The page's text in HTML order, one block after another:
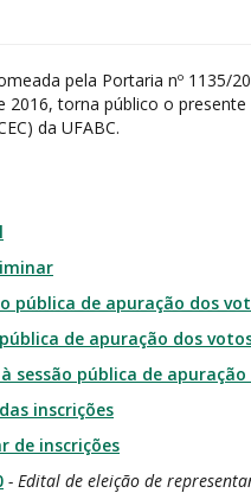
pela Portaria nº 1135/
2016, torna público o
da UFABC.
pública de apuração dos
de apuração dos
sessão pública de
inscrições
de inscrições
- Edital de eleição de